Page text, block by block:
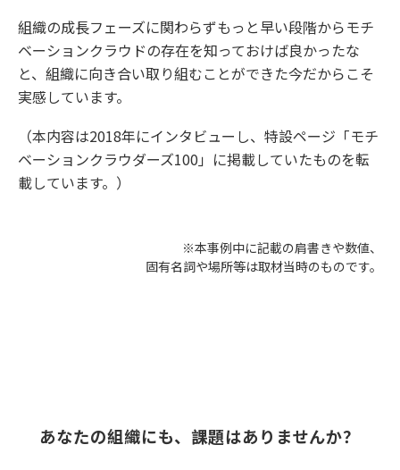
組織の成長フェーズに関わらずもっと早い段階からモチ
ベーションクラウドの存在を知っておけば良かったな
と、組織に向き合い取り組むことができた今だからこそ
実感しています。
（本内容は2018年にインタビューし、特設ページ「モチ
ベーションクラウダーズ100」に掲載していたものを転
載しています。）
※本事例中に記載の肩書きや数値、
固有名詞や場所等は取材当時のものです。
あなたの組織にも、課題はありませんか？